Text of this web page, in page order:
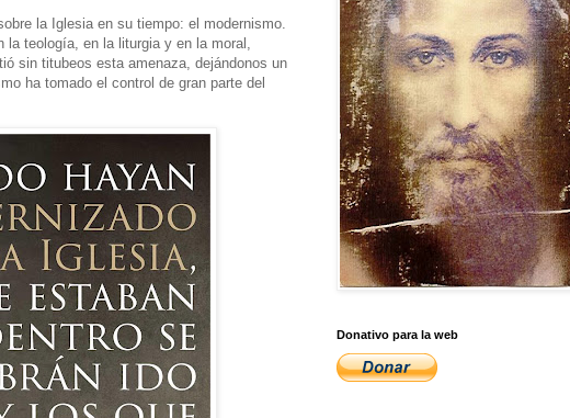
la Iglesia en su tiempo: el modernismo.
teología, en la liturgia y en la moral,
sin titubeos esta amenaza, dejándonos un
ha tomado el control de gran parte del
Donativo para la web